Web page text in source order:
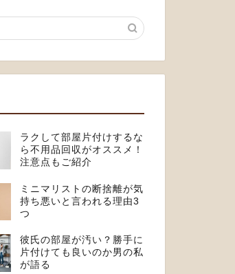
ラクして部屋片付けするな
ら不用品回収がオススメ！
注意点もご紹介
ミニマリストの断捨離が気
持ち悪いと言われる理由3
つ
彼氏の部屋が汚い？勝手に
片付けても良いのか男の私
が語る